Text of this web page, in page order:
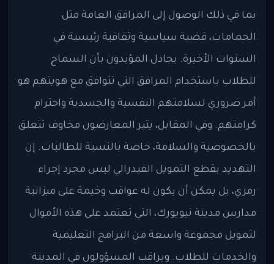
بما في ذلك الوصول إلى المرافق العامة مثل
الحمامات، قضية سياسية وثقافية رئيسية في
السنوات الأخيرة. يجادل المؤيدون بأن السماح
للطلاب باستخدام المرافق التي تتوافق مع هويتهم هو
أمر ضروري لسلامتهم النفسية والجسدية واحترام
كرامتهم. وفي المقابل، يثير المعارضون مخاوف تتعلق
بالخصوصية والسلامة، خاصة بالنسبة للطالبات. إن
التهديد بقطع التمويل الفيدرالي ليس مجرد إجراء
رمزي، بل يمكن أن يكون له عواقب وخيمة على ميزانية
مدارس مدينة نيويورك، التي تعتمد على هذه الأموال
لتمويل مجموعة واسعة من البرامج التعليمية
والخدمات للطلاب. ويراقب المسؤولون في المدينة